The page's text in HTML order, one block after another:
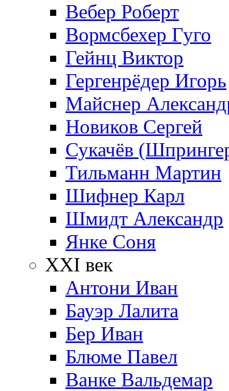
Вебер Роберт
Вормсбехер Гуго
Гейнц Виктор
Гергенрёдер Игорь
Майснер
Новиков Сергей
Сукачёв
Тильманн Мартин
Шифнер Карл
Шмидт Александр
Янке Соня
XXI век
Антони Иван
Бауэр Лалита
Бер Иван
Блюме Павел
Ванке Вальдемар